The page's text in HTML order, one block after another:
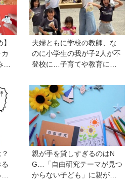
の
夫婦ともに学校の教師、な
のに小学生の我が子2人が不
登校に…子育てや教育に悩
「退職しよう」と決意する
まで
親が手を貸しすぎるのはN
G…「自由研究テーマが見つ
からない子ども」に親がで